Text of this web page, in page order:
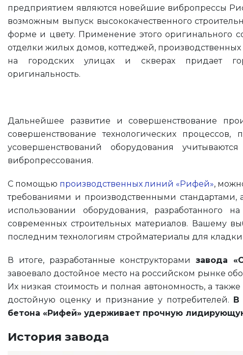
предприятием являются новейшие вибропрессы
возможным выпуск высококачественного
форме и цвету. Применение этого оригинального
отделки жилых домов, коттеджей,
на городских улицах и скверах придает
оригинальность.
Дальнейшее развитие и совершенствование
совершенствование технологических
усовершенствований оборудования
вибропрессования.
С помощью производственных линий «Рифей»,
требованиями и производственными стандартами,
использовании оборудования, разработанного
современных строительных материалов. Вашему
последним технологиям стройматериалы для
В итоге, разработанные конструкторами завода
завоевало достойное место на российском рынке
Их низкая стоимость и полная автономность, а
достойную оценку и признание у потребителей. В
бетона «Рифей» удерживает прочную
История завода